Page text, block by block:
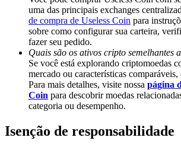
Exclusive for BitMart Users
Register & Trade to Win 500,000 USDT
uma das principais exchanges
de compra de Useless Coin para
sobre como configurar sua carteira,
fazer seu pedido.
Quais são os ativos cripto semelhantes
Se você está explorando criptomoedas
mercado ou características
Para mais detalhes, visite nossa página
Coin para descobrir moedas
categoria ou desempenho.
Isenção de responsabilidade